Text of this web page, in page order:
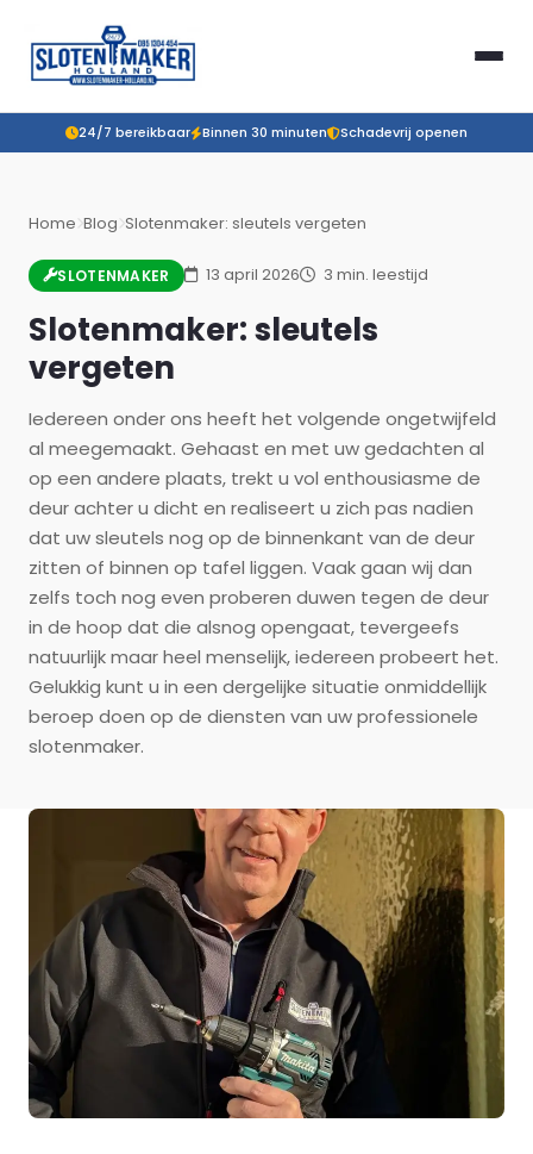
24/7 bereikbaar Binnen 30 minuten Schadevrij openen
Home Blog Slotenmaker: sleutels vergeten
SLOTENMAKER 13 april 2026 3 min. leestijd
Slotenmaker: sleutels
vergeten
Iedereen onder ons heeft het volgende ongetwijfeld
al meegemaakt. Gehaast en met uw gedachten al
op een andere plaats, trekt u vol enthousiasme de
deur achter u dicht en realiseert u zich pas nadien
dat uw sleutels nog op de binnenkant van de deur
zitten of binnen op tafel liggen. Vaak gaan wij dan
zelfs toch nog even proberen duwen tegen de deur
in de hoop dat die alsnog opengaat, tevergeefs
natuurlijk maar heel menselijk, iedereen probeert het.
Gelukkig kunt u in een dergelijke situatie onmiddellijk
beroep doen op de diensten van uw professionele
slotenmaker.